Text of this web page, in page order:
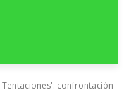
Tentaciones': confrontación